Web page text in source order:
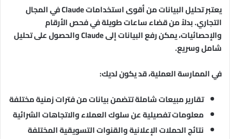
يعتبر تحليل البيانات من أقوى استخدامات Claude في المجال
التجاري. بدلاً من قضاء ساعات طويلة في فحص الأرقام
والإحصائيات، يمكن رفع البيانات إلى Claude والحصول على تحليل
شامل وسريع.
في الممارسة العملية، قد يكون لديك:
تقارير مبيعات شاملة تتضمن بيانات من فترات زمنية مختلفة
معلومات تفصيلية عن سلوك العملاء والاتجاهات الشرائية
نتائج الحملات الإعلانية والقنوات التسويقية المختلفة